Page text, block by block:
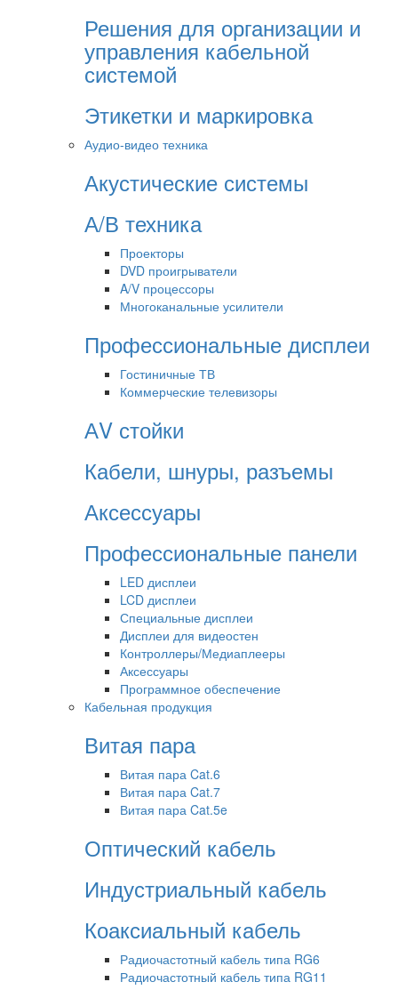
Решения для организации и
управления кабельной
системой
Этикетки и маркировка
Аудио-видео техника
Акустические системы
А/В техника
Проекторы
DVD проигрыватели
A/V процессоры
Многоканальные усилители
Профессиональные дисплеи
Гостиничные ТВ
Коммерческие телевизоры
АV стойки
Кабели, шнуры, разъемы
Аксессуары
Профессиональные панели
LED дисплеи
LCD дисплеи
Специальные дисплеи
Дисплеи для видеостен
Контроллеры/Медиаплееры
Аксессуары
Программное обеспечение
Кабельная продукция
Витая пара
Витая пара Cat.6
Витая пара Cat.7
Витая пара Cat.5e
Оптический кабель
Индустриальный кабель
Коаксиальный кабель
Радиочастотный кабель типа RG6
Радиочастотный кабель типа RG11